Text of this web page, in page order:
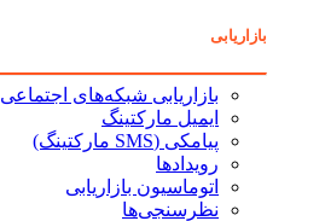
بازاریابی
بازاریابی شبکه‌های اجتماعی
ایمیل مارکتینگ
پیامکی (SMS مارکتینگ)
رویدادها
اتوماسیون بازاریابی
نظرسنجی‌ها